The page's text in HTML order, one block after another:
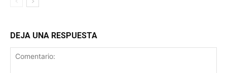
DEJA UNA RESPUESTA